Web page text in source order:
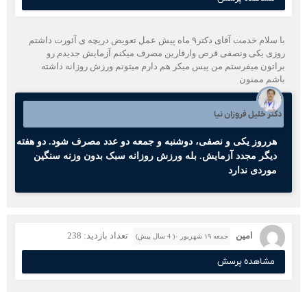
با سلام خدمت آقای دکتر۹ ماه پیش عمل تعویض دریچه ی آئورت داشتم
روزی یکی ونصفی قرص وارفارین مصرف میکنم آزمایش جدیدم رو
براتون میفرستم من پیس میکر هم دارم میتونم ورزش روزانه داشته
باشم ممنون
دکتر خلیل فروزان نیا
هرروز یکی و نصفی، دوشنبه و جمعه دو عدد مصرف شود. دو هفته
دیگر مجدد آزمایش. بله ورزش روزانه سبک بدون وزنه سنگین
موردی ندارد
امین جمعه ۱۹ شهریور ۰( 4 سال پیش) تعداد بازدید: 238
مشاهده پرسش